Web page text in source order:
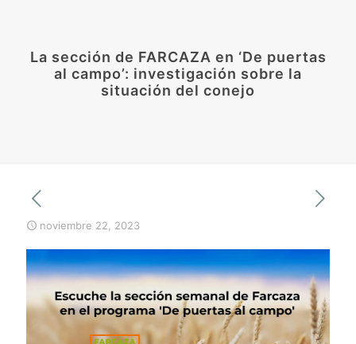
La sección de FARCAZA en ‘De puertas
al campo’: investigación sobre la
situación del conejo
noviembre 22, 2023